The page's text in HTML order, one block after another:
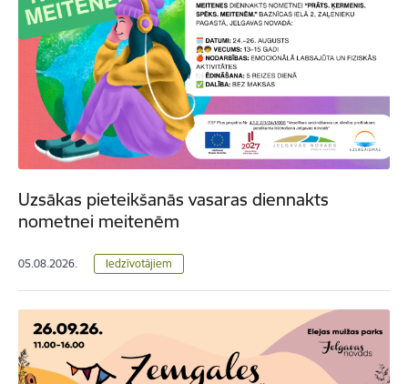
Uzsākas pieteikšanās vasaras diennakts
nometnei meitenēm
05.08.2026. Iedzīvotājiem